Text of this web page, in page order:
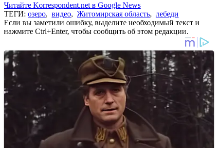
Читайте Korrespondent.net в Google News
ТЕГИ: озеро, видео, Житомирская область, лебеди
Если вы заметили ошибку, выделите необходимый текст и
нажмите Ctrl+Enter, чтобы сообщить об этом редакции.